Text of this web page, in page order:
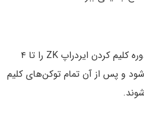
پنکیک سواپ (PancakeSwap) در پستی که در شبکه اجتماعی X اعلام کرد که دوره کلیم کردن ایردراپ ZK را تا ۴
و پس از آن تمام توکن‌های کلیم